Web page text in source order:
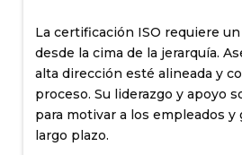
La certificación ISO requiere
desde la cima de la jerarquía.
alta dirección esté alineada y
proceso. Su liderazgo y apoyo
para motivar a los empleados y
largo plazo.